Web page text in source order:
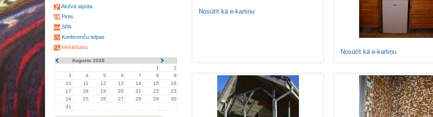
Aktīvā atpūta
Pirtis
SPA
Konferenču telpas
Meklēšana
Augusts 2026
1
2
3
4 5 6 7 8
9
10
11 12 13 14 15
16
17
18 19 20 21 22
23
24
25 26 27 28 29
30
31
Nosūtīt kā e-kartiņu
Nosūtīt kā e-kartiņu